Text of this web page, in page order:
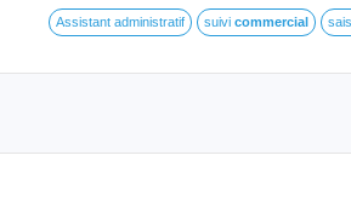
Assistant administratif suivi commercial